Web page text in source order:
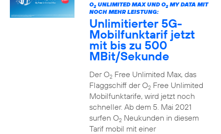
O2UNLIMITED MAX UND O2MY DATA MIT
NOCH MEHR LEISTUNG:
Unlimitierter 5G-
Mobilfunktarif jetzt
mit bis zu 500
MBit/Sekunde
Der O2Free Unlimited Max, das
Flaggschiff der O2Free Unlimited
Mobilfunktarife, wird jetzt noch
schneller. Ab dem 5. Mai 2021
surfen O2Neukunden in diesem
Tarif mobil mit einer